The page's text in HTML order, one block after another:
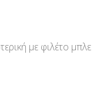
με φιλέτο μπλε